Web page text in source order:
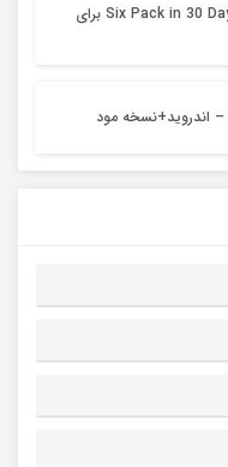
دانلود برنامه ورزش در خانه – Six Pack in 30 Days برای